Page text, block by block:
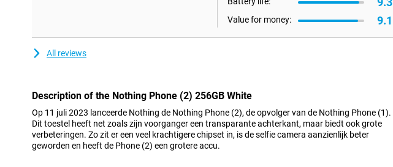
Value for money: 9.1
All reviews
Description of the Nothing Phone (2) 256GB White
Op 11 juli 2023 lanceerde Nothing de Nothing Phone (2), de opvolger van de Nothing Phone (1).
Dit toestel heeft net zoals zijn voorganger een transparante achterkant, maar biedt ook grote
verbeteringen. Zo zit er een veel krachtigere chipset in, is de selfie camera aanzienlijk beter
geworden en heeft de Phone (2) een grotere accu.